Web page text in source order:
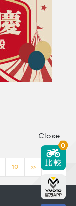
10 >> [23]
Close
0